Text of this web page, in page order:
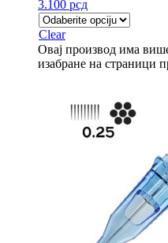
3.100 рсд
Clear
Овај производ има
изабране на страници